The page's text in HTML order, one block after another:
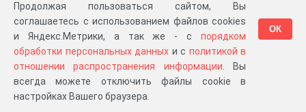
Разработка компании «Великіе предки», 2023-2026 гг. Блог.Суть проекта
Персональные данные.Распространение информации . ЧаВО. Сборка 111.35
Продолжая пользоваться сайтом, Вы
соглашаетесь с использованием файлов cookies
и Яндекс.Метрики, а так же - с порядком
обработки персональных данных и с политикой в
отношении распространения информации . Вы
всегда можете отключить файлы cookie в
настройках Вашего браузера.
ОК
в «Мои документы»
…или в один из ваших проектов: